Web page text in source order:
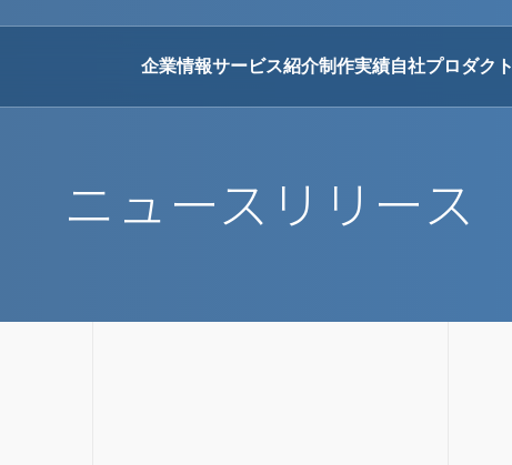
企業情報サービス紹介制作実績自社プロダクト
ニュースリリース